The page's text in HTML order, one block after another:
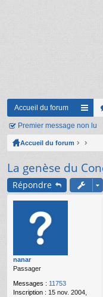
Accueil du forum
ac
co
ci
s
Premier message non lu
Accueil du forum
La genèse du
Répondre
nanar
Passager
Messages : 11753
Inscription : 15 nov. 2004,